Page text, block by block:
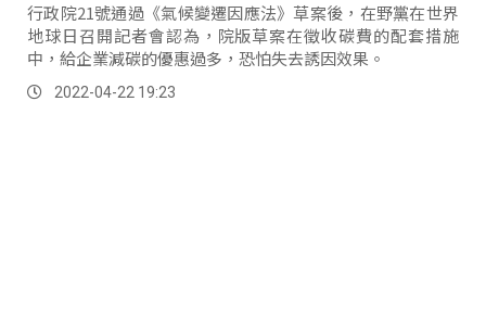
行政院21號通過《氣候變遷因應法》草案後，在野黨在世界
地球日召開記者會認為，院版草案在徵收碳費的配套措施
中，給企業減碳的優惠過多，恐怕失去誘因效果。
2022-04-22 19:23